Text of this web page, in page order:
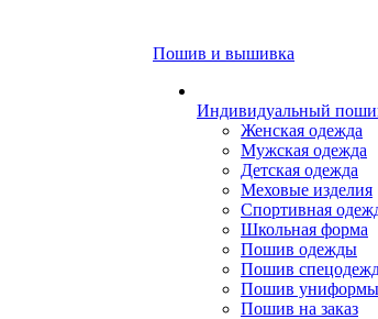
Пошив и вышивка
Индивидуальный
Женская одежда
Мужская одежда
Детская одежда
Меховые изделия
Спортивная
Школьная форма
Пошив одежды
Пошив
Пошив униформы
Пошив на заказ